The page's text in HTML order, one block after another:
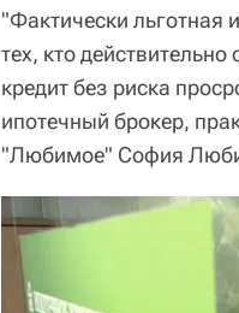
"Фактически льготная
тех, кто
кредит без риска
ипотечный брокер,
"Любимое" София